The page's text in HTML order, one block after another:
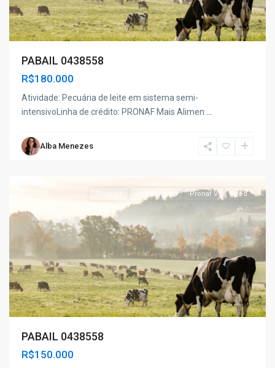
PABAIL 0438558
R$180.000
Atividade: Pecuária de leite em sistema semi-
intensivoLinha de crédito: PRONAF Mais Alimen
Alba Menezes
Paulo
Projetos Investimento Pronaf V Seed
PABAIL 0438558
R$150.000